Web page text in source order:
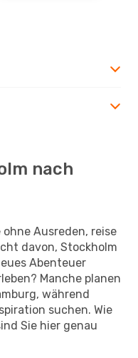
nach
Ausreden, reise
davon, Stockholm
Abenteuer
Manche planen
während
suchen. Wie
Sie hier genau